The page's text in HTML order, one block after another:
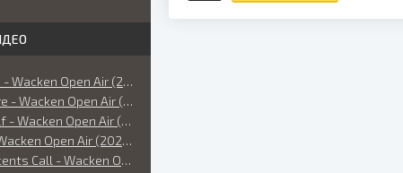
Sepultura - Wacken Open Air (2026)
Nevermore - Wacken Open Air (2026)
Powerwolf - Wacken Open Air (2026)
Europe - Wacken Open Air (2026)
The Crescents Call - Wacken Open Air (2026)